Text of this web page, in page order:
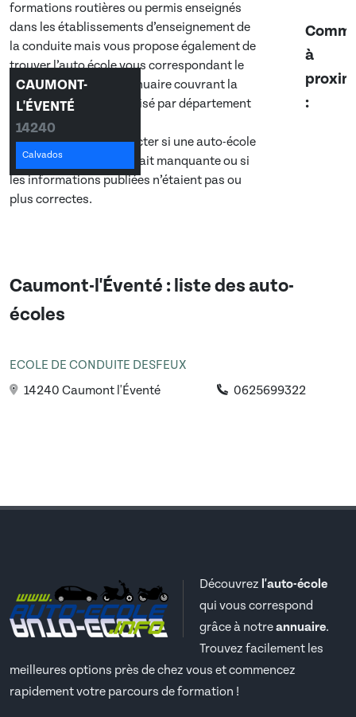
formations routières ou permis enseignés
dans les établissements d’enseignement de
la conduite mais vous propose également de
trouver l’auto école vous correspondant le
mieux grâce à notre annuaire couvrant la
France entière et organisé par département
et commune.
N’hésitez à nous contacter si une auto-école
deCaumont-l'Éventé
était manquante ou si
les informations publiées n’étaient pas ou
plus correctes.
CAUMONT-
L'ÉVENTÉ
14240
Calvados
à
:
Caumont-l'Éventé : liste des auto-
écoles
ECOLE DE CONDUITE DESFEUX
14240 Caumont l'Éventé
0625699322
Découvrez l'auto-école
qui vous correspond
grâce à notreannuaire.
Trouvez facilement les
meilleures options près de chez vous et commencez
rapidement votre parcours de formation !